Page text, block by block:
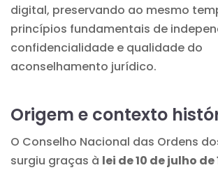
digital, preservando ao mesmo
princípios fundamentais de
confidencialidade e qualidade do
aconselhamento jurídico.
Origem e contexto
O Conselho Nacional das Ordens
surgiu graças à lei de 10 de julho de